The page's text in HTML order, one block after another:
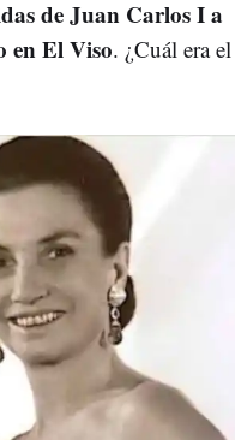
de Juan Carlos I a
en El Viso. ¿Cuál era el